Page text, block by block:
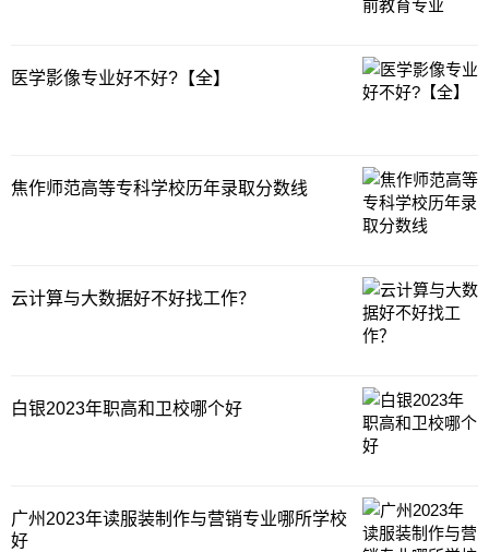
医学影像专业好不好?【全】
焦作师范高等专科学校历年录取分数线
云计算与大数据好不好找工作？
白银2023年职高和卫校哪个好
广州2023年读服装制作与营销专业哪所学校
好